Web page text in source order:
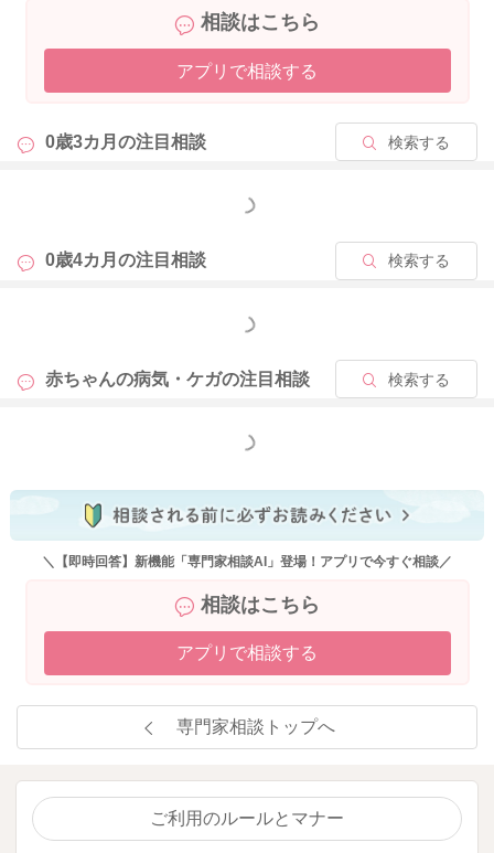
相談はこちら
アプリで相談する
0歳3カ月の注目相談 検索する
もっと見る
0歳4カ月の注目相談 検索する
もっと見る
赤ちゃんの病気・ケガの注目相談 検索する
もっと見る
＼【即時回答】新機能「専門家相談AI」登場！アプリで今すぐ相談／
相談はこちら
アプリで相談する
専門家相談トップへ
ご利用のルールとマナー